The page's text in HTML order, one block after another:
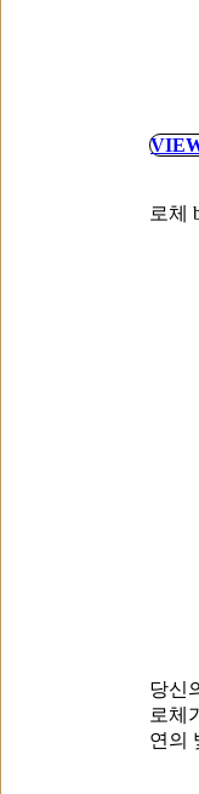
로체
당신
로체
연의